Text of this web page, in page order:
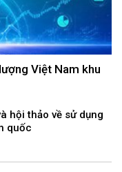
Việt Nam khu
hội thảo về sử dụng
quốc